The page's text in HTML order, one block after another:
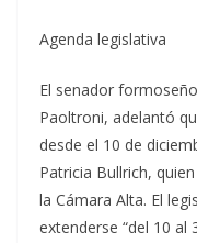
Agenda legislativa
El senador
Paoltroni, adelantó
desde el 10 de
Patricia Bullrich,
la Cámara Alta. El
extenderse “del 10 al